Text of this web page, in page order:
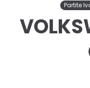
Partite